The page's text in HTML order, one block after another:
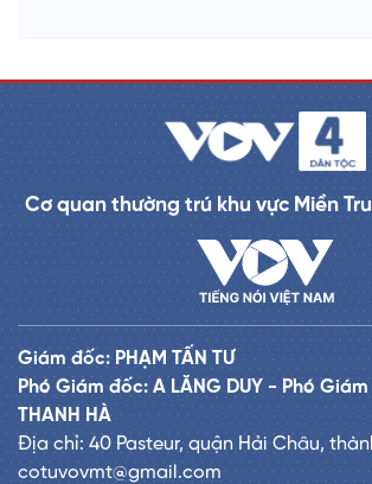
Cơ quan thường trú khu vực Miền
Giám đốc: PHẠM TẤN TƯ
Phó Giám đốc: A LĂNG DUY - Phó Giám
THANH HÀ
Địa chỉ: 40 Pasteur, quận Hải Châu,
cotuvovmt@gmail.com